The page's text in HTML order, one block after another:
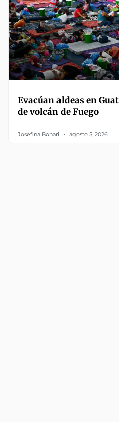
Evacúan aldeas en
de volcán de Fuego
Josefina Bonari agosto 5, 2026